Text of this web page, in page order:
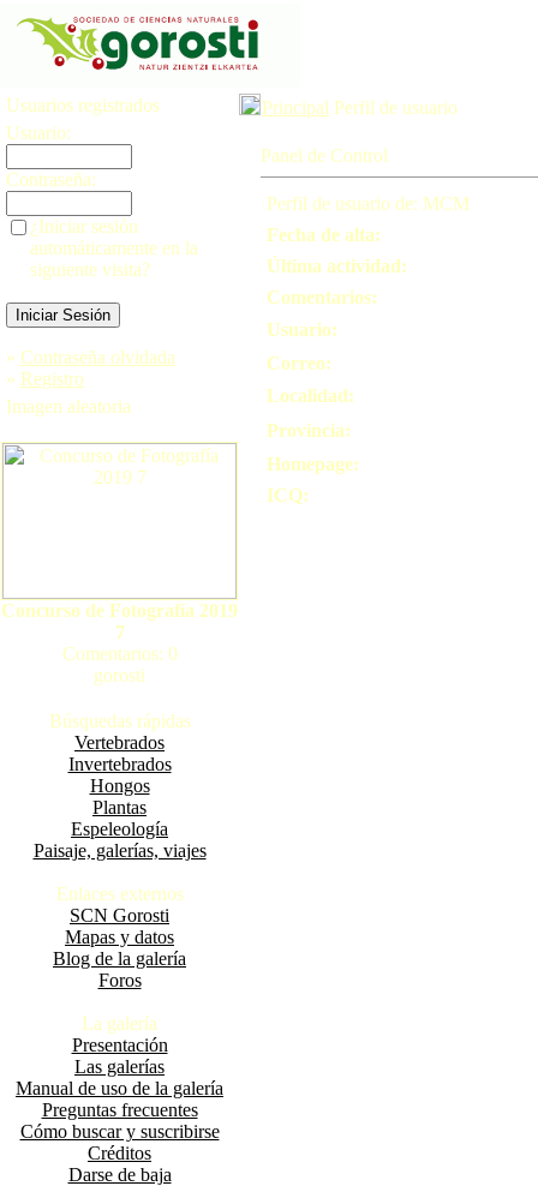
Usuarios registrados
Usuario:
Contraseña:
¿Iniciar sesión
automáticamente en la
siguiente visita?
» Contraseña olvidada
» Registro
Imagen aleatoria
Concurso de Fotografí­a 2019
7
Comentarios: 0
gorosti
Búsquedas rápidas
Vertebrados
Invertebrados
Hongos
Plantas
Espeleología
Paisaje, galerías, viajes
Enlaces externos
SCN Gorosti
Mapas y datos
Blog de la galería
Foros
La galería
Presentación
Las galerías
Manual de uso de la galería
Preguntas frecuentes
Cómo buscar y suscribirse
Créditos
Darse de baja
Principal Perfil de usuario
Panel de Control
Perfil de usuario de: MCM
Fecha de alta:
Última actividad:
Comentarios:
Usuario:
Correo:
Localidad:
Provincia:
Homepage:
ICQ: